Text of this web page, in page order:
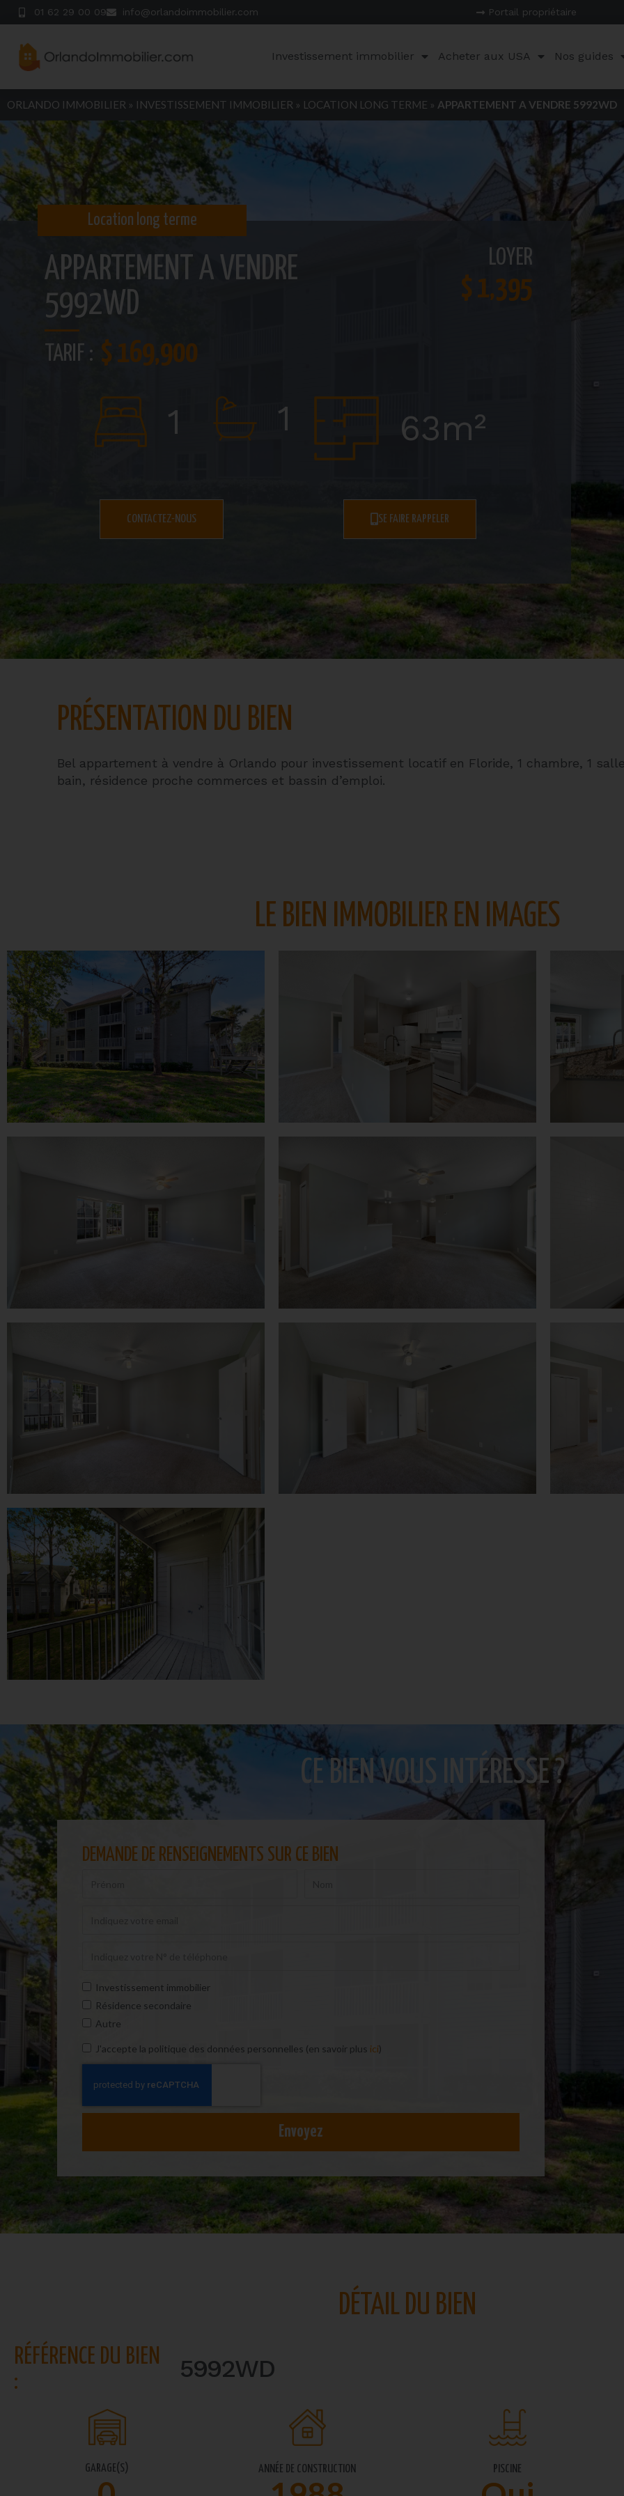
01 62 29 00 09 info@orlandoimmobilier.com Portail propriétaire
Investissement immobilier Acheter aux USA Nos guides
ORLANDO IMMOBILIER » INVESTISSEMENT IMMOBILIER » LOCATION LONG TERME » APPARTEMENT A VENDRE 5992WD
Location long terme
APPARTEMENT A VENDRE
5992WD
TARIF : $ 169,900
LOYER
$ 1,395
1 1 63m²
CONTACTEZ-NOUS SE FAIRE RAPPELER
PRÉSENTATION DU BIEN
Bel appartement à vendre à Orlando pour investissement locatif en Floride, 1 chambre, 1
bain, résidence proche commerces et bassin d’emploi.
LE BIEN IMMOBILIER EN IMAGES
CE BIEN VOUS INTÉRESSE ?
DEMANDE DE RENSEIGNEMENTS SUR CE BIEN
Investissement immobilier
Résidence secondaire
Autre
J'accepte la politique des données personnelles (en savoir plus ici)
Envoyez
DÉTAIL DU BIEN
RÉFÉRENCE DU BIEN
:
5992WD
GARAGE(S) ANNÉE DE CONSTRUCTION PISCINE